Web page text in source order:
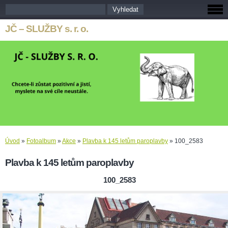
JČ – SLUŽBY s. r. o.
Úvod » Fotoalbum »Akce » Plavba k 145 letům paroplavby » 100_2583
Plavba k 145 letům paroplavby
100_2583